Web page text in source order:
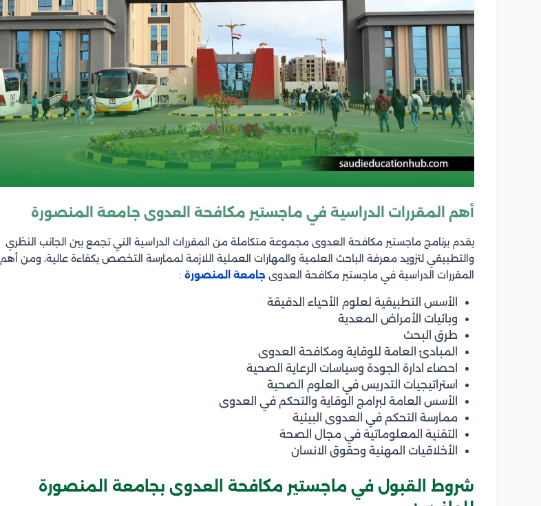
أهم المقررات الدراسية في ماجستير مكافحة العدوى جامعة المنصورة
يقدم برنامج ماجستير مكافحة العدوى مجموعة متكاملة من المقررات الدراسية التي تجمع بين الجانب النظري
والتطبيقي لتزويد معرفة الباحث العلمية والمهارات العملية اللازمة لممارسة التخصص بكفاءة عالية، ومن أهم
المقررات الدراسية في ماجستير مكافحة العدوى جامعة المنصورة :
الأسس التطبيقية لعلوم الأحياء الدقيقة
وبائيات الأمراض المعدية
طرق البحث
المبادئ العامة للوقاية ومكافحة العدوى
احصاء ادارة الجودة وسياسات الرعاية الصحية
استراتيجيات التدريس في العلوم الصحية
الأسس العامة لبرامج الوقاية والتحكم في العدوى
ممارسة التحكم في العدوى البيئية
التقنية المعلوماتية في مجال الصحة
الأخلاقيات المهنية وحقوق الانسان
شروط القبول في ماجستير مكافحة العدوى بجامعة المنصورة